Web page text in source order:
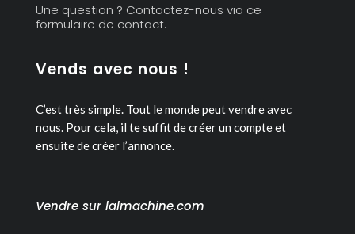
Une question ? Contactez-nous via ce
formulaire de contact.
Vends avec nous !
C’est très simple. Tout le monde peut vendre avec
nous. Pour cela, il te suffit de créer un compte et
ensuite de créer l’annonce.
Vendre sur lalmachine.com